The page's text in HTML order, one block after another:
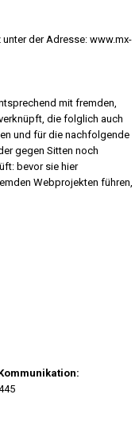
der Adresse: www.mx-
mit fremden,
die folglich auch
und für die nachfolgende
gegen Sitten noch
bevor sie hier
Webprojekten führen,